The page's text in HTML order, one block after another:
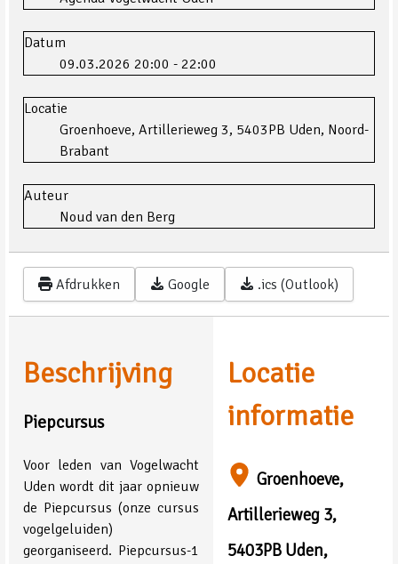
Datum
09.03.2026 20:00 - 22:00
Locatie
Groenhoeve, Artillerieweg 3, 5403PB Uden, Noord-
Brabant
Auteur
Noud van den Berg
Afdrukken Google .ics (Outlook)
Beschrijving
Piepcursus
Voor leden van Vogelwacht
Uden wordt dit jaar opnieuw
de Piepcursus (onze cursus
vogelgeluiden)
georganiseerd. Piepcursus-1
Locatie
informatie
Groenhoeve,
Artillerieweg 3,
5403PB Uden,